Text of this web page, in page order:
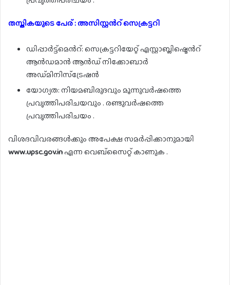
തസ്തികയുടെ പേര് : അസിസ്റ്റൻറ് സെക്രട്ടറി
ഡിപ്പാർട്ട്മെൻറ്: സെക്രട്ടറിയേറ്റ് എസ്റ്റാബ്ലിഷ്മെൻറ്
ആൻഡമാൻ ആൻഡ് നിക്കോബാർ
അഡ്മിനിസ്ട്രേഷൻ
യോഗ്യത: നിയമബിരുദവും മൂന്നുവർഷത്തെ
പ്രവൃത്തിപരിചയവും . രണ്ടുവർഷത്തെ
പ്രവൃത്തിപരിചയം .
വിശദവിവരങ്ങൾക്കും അപേക്ഷ സമർപ്പിക്കാനുമായി
www.upsc.gov.inഎന്ന വെബ്സൈറ്റ് കാണുക .